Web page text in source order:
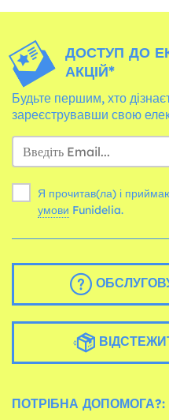
ДОСТУП ДО
АКЦІЙ*
Будьте першим, хто
зареєструвавши свою
Я прочитав(ла) і
умови Funidelia.
ПОТРІБНА ДОПОМОГА?: